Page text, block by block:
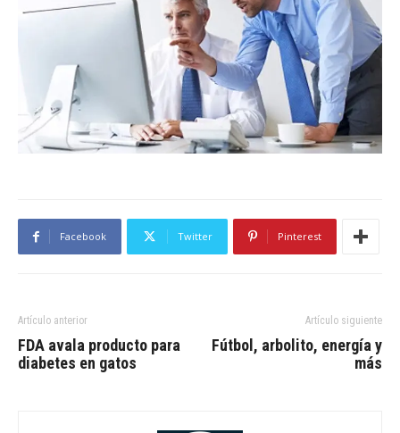
Facebook Twitter Pinterest
Artículo anterior
FDA avala producto para
diabetes en gatos
Artículo siguiente
Fútbol, arbolito, energía y
más